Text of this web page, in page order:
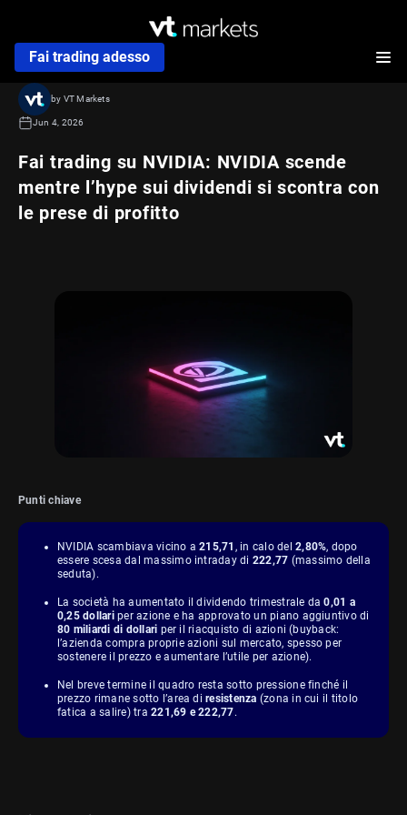
Fai trading adesso
Fai trading su NVIDIA: NVIDIA scende
mentre l’hype sui dividendi si scontra con
le prese di profitto
by VT Markets
Jun 4, 2026
Punti chiave
NVIDIA scambiava vicino a215,71 , in calo del2,80%, dopo
essere scesa dal massimo intraday di 222,77 (massimo della
seduta).
La società ha aumentato il dividendo trimestrale da0,01 a
0,25 dollariper azione e ha approvato un piano aggiuntivo di
80 miliardi di dollari per il riacquisto di azioni (buyback:
l’azienda compra proprie azioni sul mercato, spesso per
sostenere il prezzo e aumentare l’utile per azione).
Nel breve termine il quadro resta sotto pressione finché il
prezzo rimane sotto l’area diresistenza (zona in cui il titolo
fatica a salire) tra221,69 e 222,77.